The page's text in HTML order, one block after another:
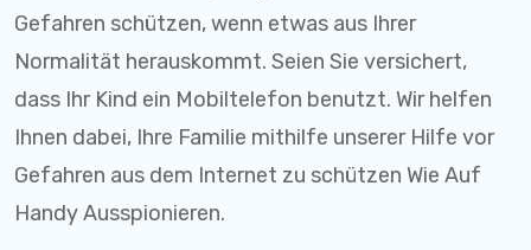
Gefahren schützen, wenn etwas aus Ihrer
Normalität herauskommt. Seien Sie versichert,
dass Ihr Kind ein Mobiltelefon benutzt. Wir helfen
Ihnen dabei, Ihre Familie mithilfe unserer Hilfe vor
Gefahren aus dem Internet zu schützen Wie Auf
Handy Ausspionieren.